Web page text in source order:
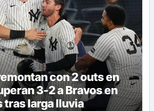
con 2 outs en
3-2 a Bravos en
tras larga lluvia